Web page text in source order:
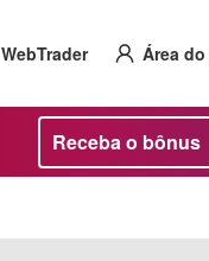
WebTrader Área
Receba o bônus